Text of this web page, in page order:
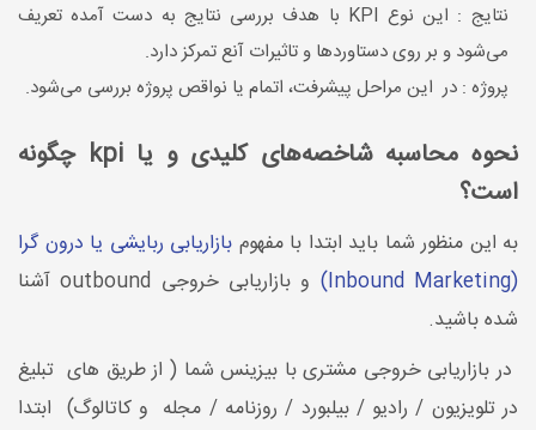
نتایج : این نوع KPI با هدف بررسی نتایج به دست آمده تعریف
می‌شود و بر روی دستاوردها و تاثیرات آنع تمرکز دارد.
پروژه : در این مراحل پیشرفت، اتمام یا نواقص پروژه بررسی می‌‌شود.
نحوه محاسبه شاخصه‌های کلیدی و یا kpi چگونه
است؟
به این منظور شما باید ابتدا با مفهوم بازاریابی ربایشی یا درون گرا
(Inbound Marketing)
و بازاریابی خروجی outbound آشنا
شده باشید.
در بازاریابی خروجی مشتری با بیزینس شما ( از طریق های تبلیغ
در تلویزیون / رادیو / بیلبورد / روزنامه / مجله و کاتالوگ) ابتدا